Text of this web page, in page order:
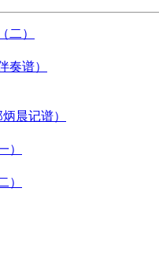
二）
奏谱）
晨记谱）
）
）